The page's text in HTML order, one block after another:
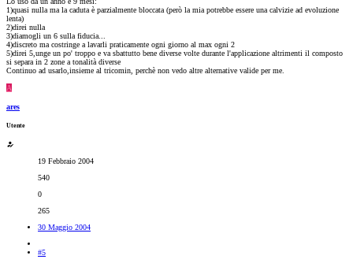
1)quasi nulla ma la caduta è parzialmente bloccata (però la mia potrebbe essere una calvizie ad evoluzione
lenta)
2)direi nulla
3)diamogli un 6 sulla fiducia...
4)discreto ma costringe a lavarli praticamente ogni giorno al max ogni 2
5)direi 5,unge un po' troppo e va sbattutto bene diverse volte durante l'applicazione altrimenti il composto
si separa in 2 zone a tonalità diverse
Continuo ad usarlo,insieme al tricomin, perchè non vedo altre alternative valide per me.
A
ares
Utente
19 Febbraio 2004
540
0
265
30 Maggio 2004
#5